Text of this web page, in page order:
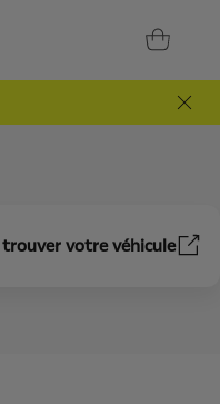
votre véhicule